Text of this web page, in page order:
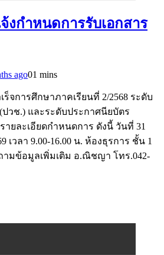
งกำหนดการรับเอกสาร
ago01 mins
ร็จการศึกษาภาคเรียนที่ 2/2568 ระดับ
วช.) และระดับประกาศนียบัตร
ายละเอียดกำหนดการ ดังนี้ วันที่ 31
เวลา 9.00-16.00 น. ห้องธุรการ ชั้น 1
ามข้อมูลเพิ่มเติม อ.ณิชญา โทร.042-